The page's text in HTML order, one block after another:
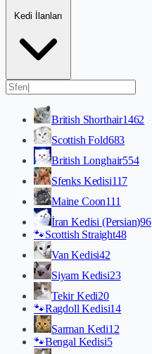
Kedi İlanları
British Shorthair1462
Scottish Fold683
British Longhair554
Sfenks Kedisi117
Maine Coon111
İran Kedisi (Persian)96
🐾Scottish Straight48
Van Kedisi42
Siyam Kedisi23
Tekir Kedi20
🐾Ragdoll Kedisi14
Sarman Kedi12
🐾Bengal Kedisi5